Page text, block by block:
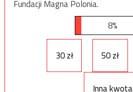
Fundacji Magna Polonia.
8%
30 zł 50 zł
Inna kwota